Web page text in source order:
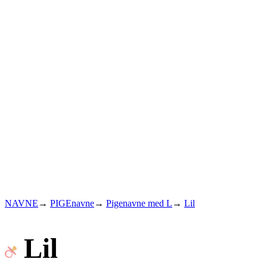
NAVNE → PIGEnavne→ Pigenavne med L → Lil
Lil